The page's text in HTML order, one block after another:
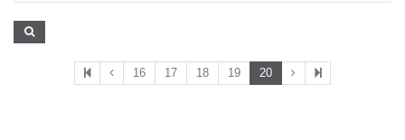
16 17 18 19 20